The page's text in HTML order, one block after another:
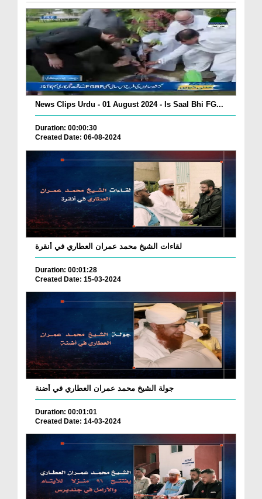
News Clips Urdu - 01 August 2024 - Is Saal Bhi FG...
Duration: 00:00:30
Created Date: 06-08-2024
لقاءات الشيخ محمد عمران العطاري في أنقرة
Duration: 00:01:28
Created Date: 15-03-2024
جولة الشيخ محمد عمران العطاري في أضنة
Duration: 00:01:01
Created Date: 14-03-2024